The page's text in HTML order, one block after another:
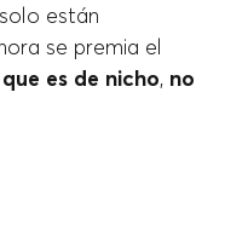
están
se premia el
es de nicho, no